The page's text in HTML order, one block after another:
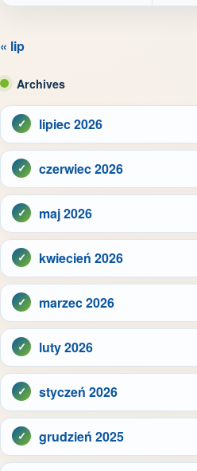
« lip
Archives
lipiec 2026
czerwiec 2026
maj 2026
kwiecień 2026
marzec 2026
luty 2026
styczeń 2026
grudzień 2025